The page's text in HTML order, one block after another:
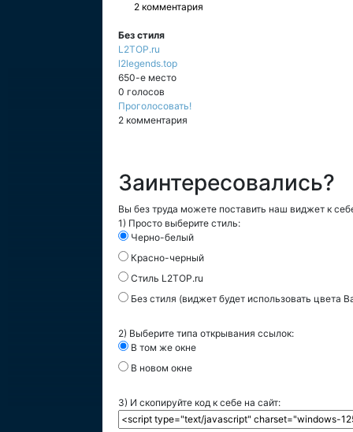
2 комментария
Без стиля
L2TOP.ru
l2legends.top
650-е место
0 голосов
Проголосовать!
2 комментария
Заинтересовались?
Вы без труда можете поставить наш виджет к
1) Просто выберите стиль:
Черно-белый
Красно-черный
Стиль L2TOP.ru
Без стиля (виджет будет использовать цвета
2) Выберите типа открывания ссылок:
В том же окне
В новом окне
3) И скопируйте код к себе на сайт: